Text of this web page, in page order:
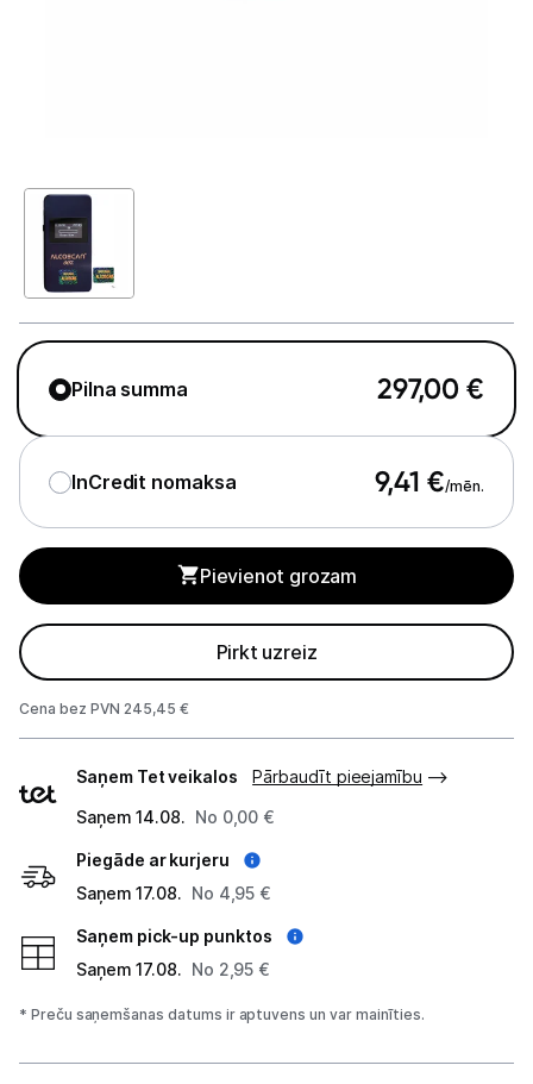
Ķermeņa kopšana
Veselība
Elektriskās zobu birstes
Alkometri
Masāžas ierīces
Sejas kopšanas ierīces
Asinsspiediena mērītāji
Termometri
Sports un atpūta
Ražotāju atjaunota tehnika
Vēlmju saraksts
Pilna summa 297,00 €
InCredit nomaksa 9,41 €/mēn.
Pievienot grozam
Pirkt uzreiz
Cena bez PVN 245,45 €
veidi
Saņem Tet veikalos
Pārbaudīt pieejamību
Saņem 14.08. No 0,00 €
Piegāde ar kurjeru
Saņem 17.08. No 4,95 €
Saņem pick-up punktos
Saņem 17.08. No 2,95 €
* Preču saņemšanas datums ir aptuvens un var mainīties.